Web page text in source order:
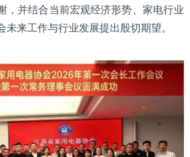
，并结合当前宏观经济形势、家电行业
未来工作与行业发展提出殷切期望。